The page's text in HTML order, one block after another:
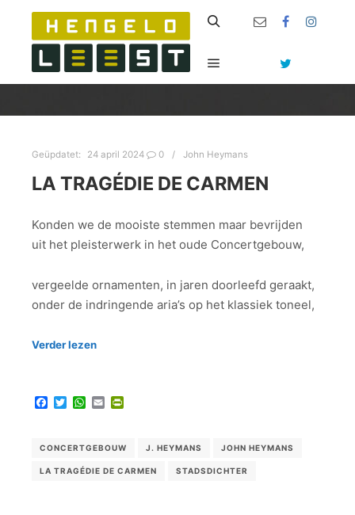
Hoofdmenu
Geüpdatet: 24 april 2024 0 John Heymans
LA TRAGÉDIE DE CARMEN
Konden we de mooiste stemmen maar bevrijden
uit het pleisterwerk in het oude Concertgebouw,
vergeelde ornamenten, in jaren doorleefd geraakt,
onder de indringende aria’s op het klassiek toneel,
Verder lezen
Facebook
TwitterWhatsApp
Email
CONCERTGEBOUW J. HEYMANS JOHN HEYMANS
LA TRAGÉDIE DE CARMEN STADSDICHTER